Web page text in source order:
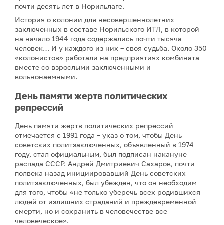
почти десять лет в Норильлаге.
История о колонии для несовершеннолетних
заключенных в составе Норильского ИТЛ, в которой
на начало 1944 года содержались почти тысяча
человек… И у каждого из них – своя судьба. Около 350
«колонистов» работали на предприятиях комбината
вместе со взрослыми заключенными и
вольнонаемными.
День памяти жертв политических
репрессий
День памяти жертв политических репрессий
отмечается с 1991 года – указ о том, чтобы День
советских политзаключенных, объявленный в 1974
году, стал официальным, был подписан накануне
распада СССР. Андрей Дмитриевич Сахаров, почти
полвека назад инициировавший День советских
политзаключенных, был убежден, что он необходим
для того, чтобы «не только уберечь всех родившихся
людей от излишних страданий и преждевременной
смерти, но и сохранить в человечестве все
человеческое».